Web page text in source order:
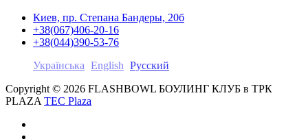
Киев, пр. Степана Бандеры, 20б
+38(067)406-20-16
+38(044)390-53-76
Українська English Русский
Copyright © 2026 FLASHBOWL БОУЛИНГ КЛУБ в ТРК
PLAZA TEC Plaza